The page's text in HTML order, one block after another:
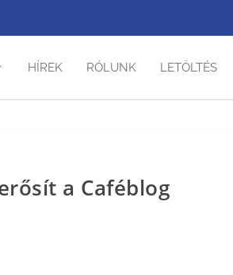
HÍREK RÓLUNK LETÖLTÉS
a Caféblog